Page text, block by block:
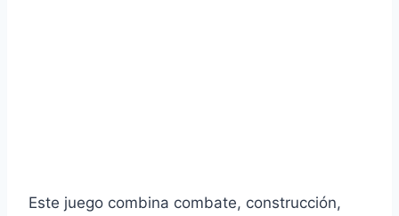
Este juego combina combate, construcción,